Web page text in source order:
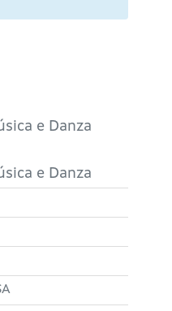
e Danza
e Danza